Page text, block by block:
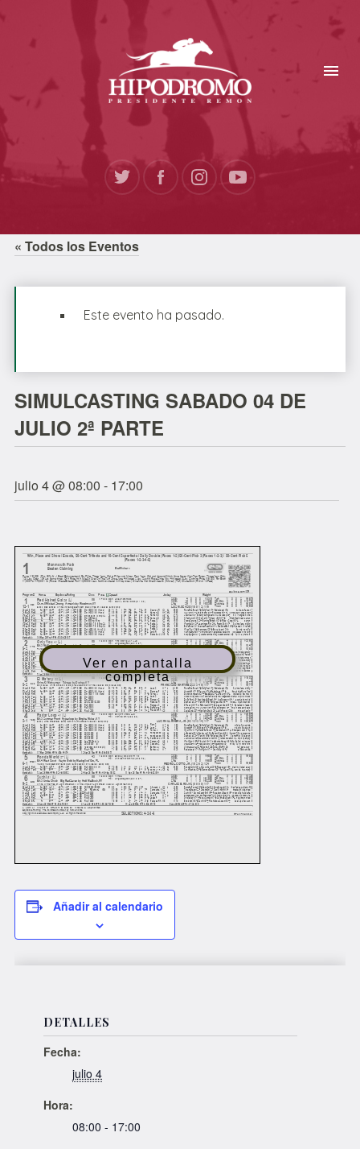
« Todos los Eventos
Este evento ha pasado.
SIMULCASTING SABADO 04 DE
JULIO 2ª PARTE
julio 4 @ 08:00 - 17:00
Ver en pantalla
completa
Añadir al calendario
DETALLES
Fecha:
julio 4
Hora:
08:00 - 17:00